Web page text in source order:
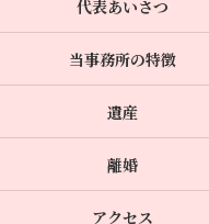
代表あいさつ
当事務所の特徴
遺産
離婚
アクセス